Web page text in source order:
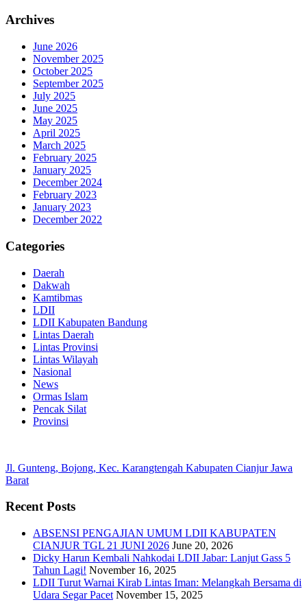
Archives
June 2026
November 2025
October 2025
September 2025
July 2025
June 2025
May 2025
April 2025
March 2025
February 2025
January 2025
December 2024
February 2023
January 2023
December 2022
Categories
Daerah
Dakwah
Kamtibmas
LDII
LDII Kabupaten Bandung
Lintas Daerah
Lintas Provinsi
Lintas Wilayah
Nasional
News
Ormas Islam
Pencak Silat
Provinsi
Jl. Gunteng, Bojong, Kec. Karangtengah Kabupaten Cianjur Jawa
Barat
Recent Posts
ABSENSI PENGAJIAN UMUM LDII KABUPATEN
CIANJUR TGL 21 JUNI 2026 June 20, 2026
Dicky Harun Kembali Nahkodai LDII Jabar: Lanjut Gass 5
Tahun Lagi! November 16, 2025
LDII Turut Warnai Kirab Lintas Iman: Melangkah Bersama di
Udara Segar Pacet November 15, 2025